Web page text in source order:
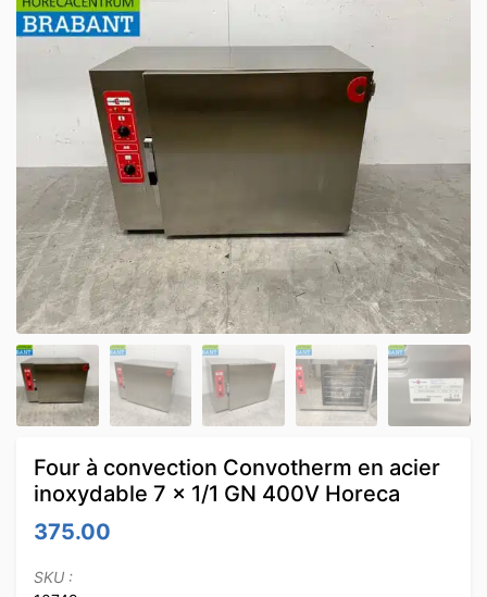
Four à convection Convotherm en acier
inoxydable 7 x 1/1 GN 400V Horeca
375.00
SKU :